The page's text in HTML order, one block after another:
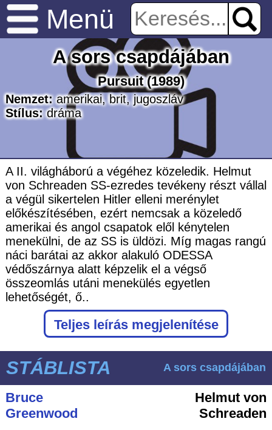
Menü
A sors csapdájában
Pursuit(1989)
Nemzet: amerikai,brit,jugoszláv
Stílus: dráma
A II. világháború a végéhez közeledik. Helmut
von Schreaden SS-ezredes tevékeny részt vállal
a végül sikertelen Hitler elleni merénylet
előkészítésében, ezért nemcsak a közeledő
amerikai és angol csapatok elől kénytelen
menekülni, de az SS is üldözi. Míg magas rangú
náci barátai az akkor alakuló ODESSA
védőszárnya alatt képzelik el a végső
összeomlás utáni menekülés egyetlen
lehetőségét, ő..
Teljes leírás megjelenítése
STÁBLISTA A sors csapdájában
Bruce
Greenwood
Helmut von
Schreaden